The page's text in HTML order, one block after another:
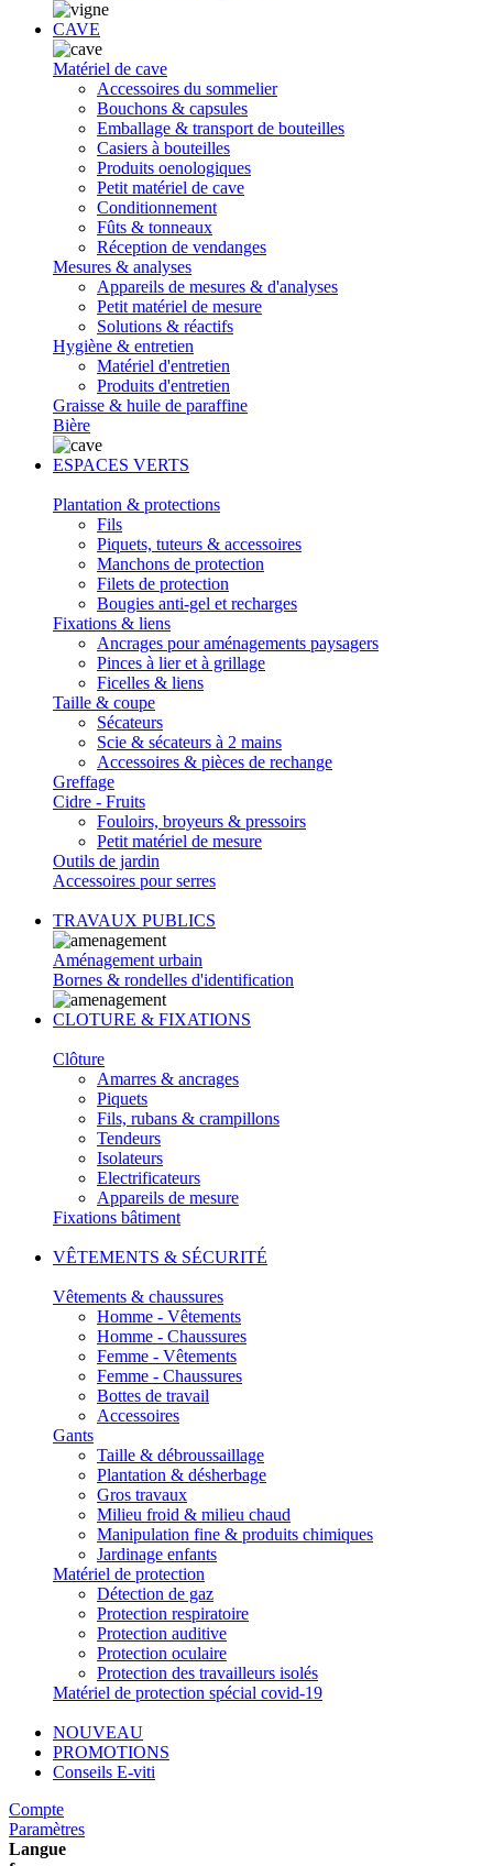
CAVE
Matériel de cave
Accessoires du sommelier
Bouchons & capsules
Emballage & transport de bouteilles
Casiers à bouteilles
Produits oenologiques
Petit matériel de cave
Conditionnement
Fûts & tonneaux
Réception de vendanges
Mesures & analyses
Appareils de mesures & d'analyses
Petit matériel de mesure
Solutions & réactifs
Hygiène & entretien
Matériel d'entretien
Produits d'entretien
Graisse & huile de paraffine
Bière
ESPACES VERTS
Plantation & protections
Fils
Piquets, tuteurs & accessoires
Manchons de protection
Filets de protection
Bougies anti-gel et recharges
Fixations & liens
Ancrages pour aménagements paysagers
Pinces à lier et à grillage
Ficelles & liens
Taille & coupe
Sécateurs
Scie & sécateurs à 2 mains
Accessoires & pièces de rechange
Greffage
Cidre - Fruits
Fouloirs, broyeurs & pressoirs
Petit matériel de mesure
Outils de jardin
Accessoires pour serres
TRAVAUX PUBLICS
Aménagement urbain
Bornes & rondelles d'identification
CLOTURE & FIXATIONS
Clôture
Amarres & ancrages
Piquets
Fils, rubans & crampillons
Tendeurs
Isolateurs
Electrificateurs
Appareils de mesure
Fixations bâtiment
VÊTEMENTS & SÉCURITÉ
Vêtements & chaussures
Homme - Vêtements
Homme - Chaussures
Femme - Vêtements
Femme - Chaussures
Bottes de travail
Accessoires
Gants
Taille & débroussaillage
Plantation & désherbage
Gros travaux
Milieu froid & milieu chaud
Manipulation fine & produits chimiques
Jardinage enfants
Matériel de protection
Détection de gaz
Protection respiratoire
Protection auditive
Protection oculaire
Protection des travailleurs isolés
Matériel de protection spécial covid-19
NOUVEAU
PROMOTIONS
Conseils E-viti
Compte
Paramètres
Langue